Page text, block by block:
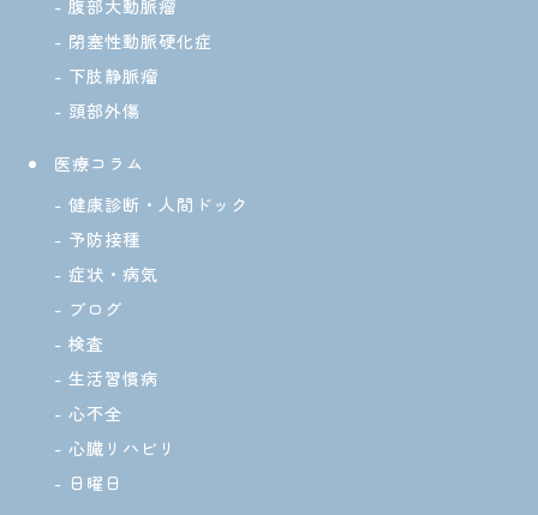
腹部大動脈瘤
閉塞性動脈硬化症
下肢静脈瘤
頭部外傷
医療コラム
健康診断・人間ドック
予防接種
症状・病気
ブログ
検査
生活習慣病
心不全
心臓リハビリ
日曜日